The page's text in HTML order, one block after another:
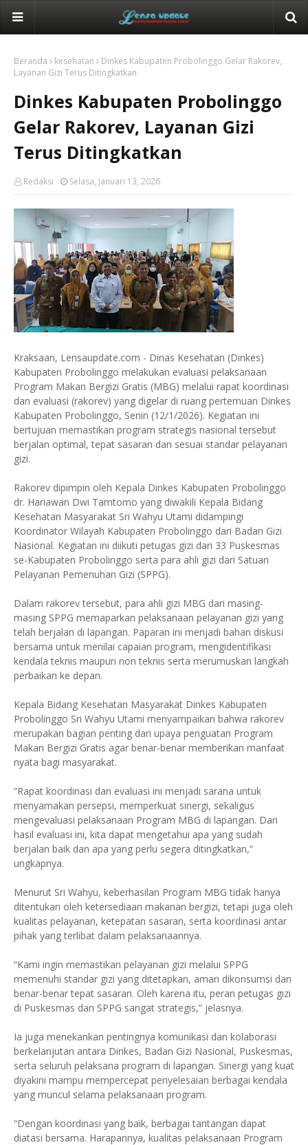
Beranda kesehatan
Dinkes Kabupaten Probolinggo Gelar Rakorev,
Layanan Gizi Terus Ditingkatkan
Dinkes Kabupaten Probolinggo
Gelar Rakorev, Layanan Gizi
Terus Ditingkatkan
Redaksi Selasa, Januari 13, 2026
Kraksaan, Lensaupdate.com - Dinas Kesehatan (Dinkes)
Kabupaten Probolinggo melakukan evaluasi pelaksanaan
Program Makan Bergizi Gratis (MBG) melalui rapat koordinasi
dan evaluasi (rakorev) yang digelar di ruang pertemuan Dinkes
Kabupaten Probolinggo, Senin (12/1/2026). Kegiatan ini
bertujuan memastikan program strategis nasional tersebut
berjalan optimal, tepat sasaran dan sesuai standar pelayanan
gizi.
Rakorev dipimpin oleh Kepala Dinkes Kabupaten Probolinggo
dr. Hariawan Dwi Tamtomo yang diwakili Kepala Bidang
Kesehatan Masyarakat Sri Wahyu Utami didampingi
Koordinator Wilayah Kabupaten Probolinggo dari Badan Gizi
Nasional. Kegiatan ini diikuti petugas gizi dari 33 Puskesmas
se-Kabupaten Probolinggo serta para ahli gizi dari Satuan
Pelayanan Pemenuhan Gizi (SPPG).
Dalam rakorev tersebut, para ahli gizi MBG dari masing-
masing SPPG memaparkan pelaksanaan pelayanan gizi yang
telah berjalan di lapangan. Paparan ini menjadi bahan diskusi
bersama untuk menilai capaian program, mengidentifikasi
kendala teknis maupun non teknis serta merumuskan langkah
perbaikan ke depan.
Kepala Bidang Kesehatan Masyarakat Dinkes Kabupaten
Probolinggo Sri Wahyu Utami menyampaikan bahwa rakorev
merupakan bagian penting dari upaya penguatan Program
Makan Bergizi Gratis agar benar-benar memberikan manfaat
nyata bagi masyarakat.
“Rapat koordinasi dan evaluasi ini menjadi sarana untuk
menyamakan persepsi, memperkuat sinergi, sekaligus
mengevaluasi pelaksanaan Program MBG di lapangan. Dari
hasil evaluasi ini, kita dapat mengetahui apa yang sudah
berjalan baik dan apa yang perlu segera ditingkatkan,”
ungkapnya.
Menurut Sri Wahyu, keberhasilan Program MBG tidak hanya
ditentukan oleh ketersediaan makanan bergizi, tetapi juga oleh
kualitas pelayanan, ketepatan sasaran, serta koordinasi antar
pihak yang terlibat dalam pelaksanaannya.
“Kami ingin memastikan pelayanan gizi melalui SPPG
memenuhi standar gizi yang ditetapkan, aman dikonsumsi dan
benar-benar tepat sasaran. Oleh karena itu, peran petugas gizi
di Puskesmas dan SPPG sangat strategis,” jelasnya.
Ia juga menekankan pentingnya komunikasi dan kolaborasi
berkelanjutan antara Dinkes, Badan Gizi Nasional, Puskesmas,
serta seluruh pelaksana program di lapangan. Sinergi yang kuat
diyakini mampu mempercepat penyelesaian berbagai kendala
yang muncul selama pelaksanaan program.
“Dengan koordinasi yang baik, berbagai tantangan dapat
diatasi bersama. Harapannya, kualitas pelaksanaan Program